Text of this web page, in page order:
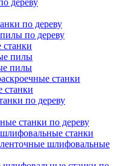
дереву
по дереву
по дереву
станки
пилы
пилы
станки
станки
по дереву
станки по дереву
шлифовальные станки
ленточные шлифовальные